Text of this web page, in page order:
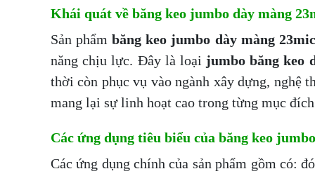
Khái quát về băng keo jumbo dày màng
Sản phẩmbăng keo jumbo dày màng 23mic
năng chịu lực. Đây là loại jumbo băng keo
thời còn phục vụ vào ngành xây dựng, nghệ
mang lại sự linh hoạt cao trong từng mục
Các ứng dụng tiêu biểu của băng keo jumbo
Các ứng dụng chính của sản phẩm gồm có: